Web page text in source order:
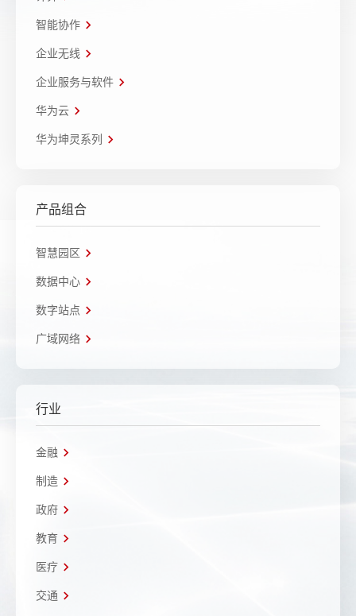
智能协作
企业无线
企业服务与软件
华为云
华为坤灵系列
产品组合
智慧园区
数据中心
数字站点
广域网络
行业
金融
制造
政府
教育
医疗
交通